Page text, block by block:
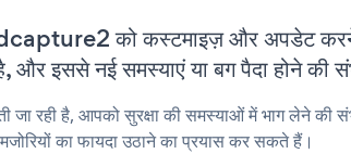
को कस्टमाइज़ और अपडेट
इससे नई समस्याएं या बग पैदा होने की
रही है, आपको सुरक्षा की समस्याओं में भाग लेने की
का फायदा उठाने का प्रयास कर सकते हैं।